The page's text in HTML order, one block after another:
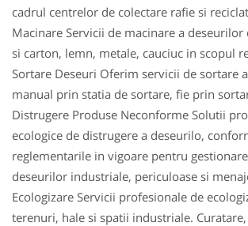
cadrul centrelor de colectare rafie si
Macinare Servicii de macinare a
si carton, lemn, metale, cauciuc in scopul
Sortare Deseuri Oferim servicii de sortare
manual prin statia de sortare, fie prin
Distrugere Produse Neconforme Solutii
ecologice de distrugere a deseurilo,
reglementarile in vigoare pentru
deseurilor industriale, periculoase si
Ecologizare Servicii profesionale de
terenuri, hale si spatii industriale.